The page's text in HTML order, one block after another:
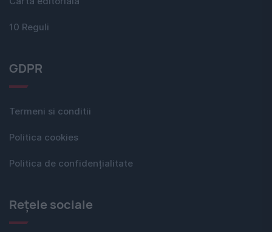
10 Reguli
GDPR
Termeni si conditii
Politica cookies
Politica de confidențialitate
Rețele sociale